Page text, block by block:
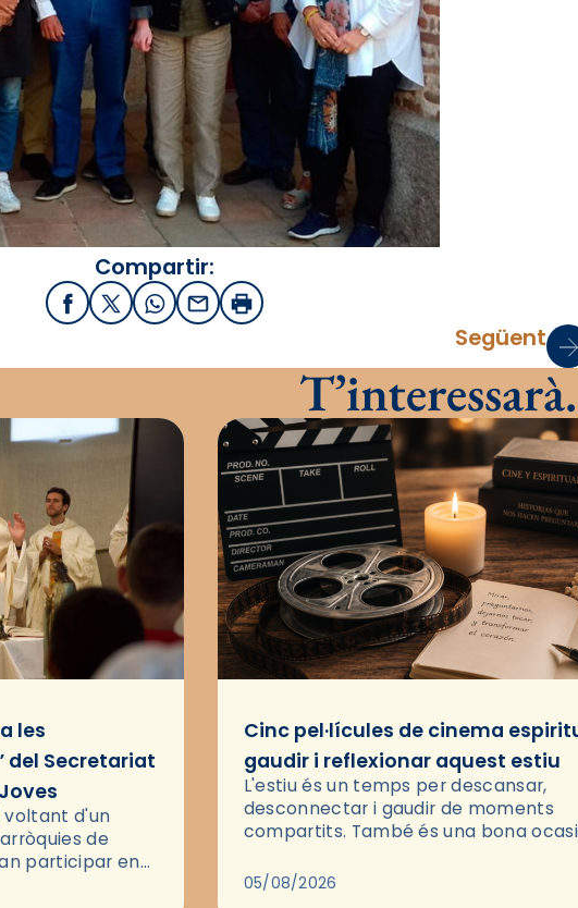
Compartir:
FacebookX / Twitter
WhatsApp
EmailImprimir
Següent
les
del Secretariat
voltant d'un
de
participar en
pel
Cinc pel·lícules de cinema
gaudir i reflexionar aquest estiu
L'estiu és un temps per descansar,
desconnectar i gaudir de moments
compartits. També és una bona
través del cinema, reflexionar sobre
05/08/2026